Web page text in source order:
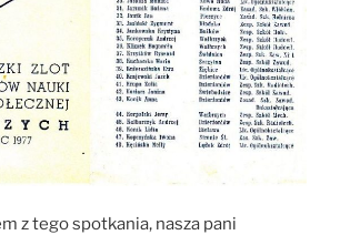
z tego spotkania, nasza pani